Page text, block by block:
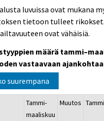
luvuissa ovat mukana
tietoon tulleet
ovat vähäisiä.
määrä
vastaavaan
suurempana
Tammi-
maaliskuu
Muutos